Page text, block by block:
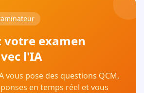
votre examen
l'IA
vous pose des questions QCM,
en temps réel et vous